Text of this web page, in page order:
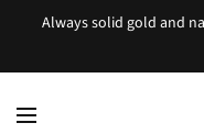
Always solid gold and